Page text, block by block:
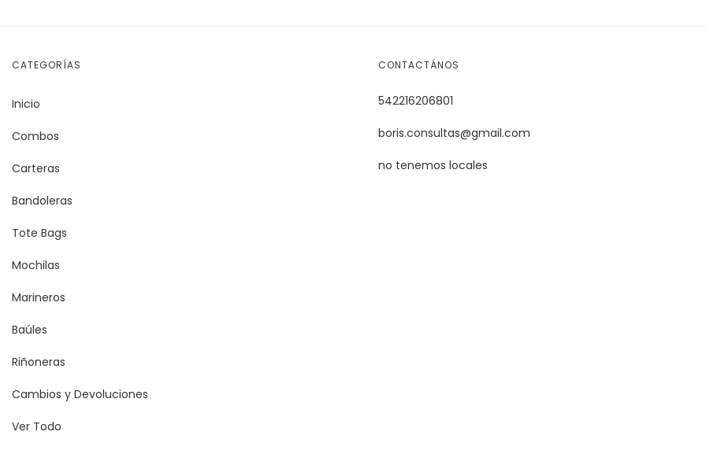
CATEGORÍAS
Inicio
Combos
Carteras
Bandoleras
Tote Bags
Mochilas
Marineros
Baúles
Riñoneras
Cambios y Devoluciones
Ver Todo
CONTACTÁNOS
542216206801
boris.consultas@gmail.com
no tenemos locales